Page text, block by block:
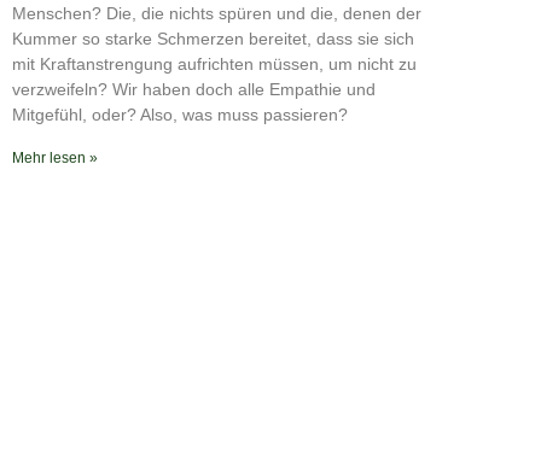
Menschen? Die, die nichts spüren und die, denen der
Kummer so starke Schmerzen bereitet, dass sie sich
mit Kraftanstrengung aufrichten müssen, um nicht zu
verzweifeln? Wir haben doch alle Empathie und
Mitgefühl, oder? Also, was muss passieren?
Mehr lesen »